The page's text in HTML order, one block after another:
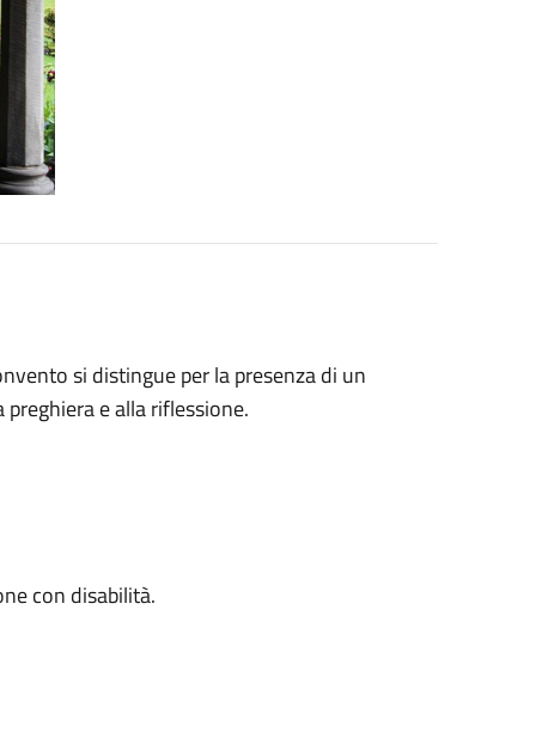
si distingue per la presenza di un
e alla riflessione.
con disabilità.